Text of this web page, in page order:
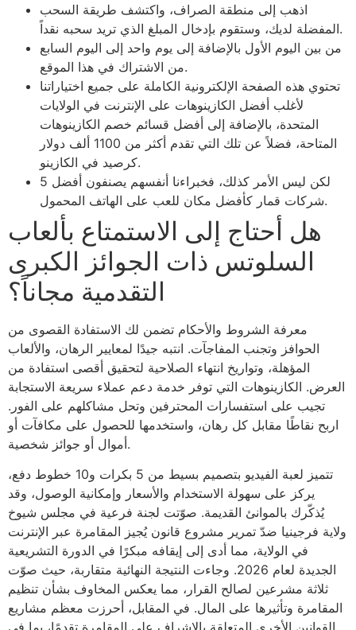
اذهب إلى منطقة الصراف، واكتشف طريقة السحب
المفضلة لديك، وستقوم بإدخال المبلغ الذي تريد سحبه نقداً.
من بين اليوم الأول بالإضافة إلى يوم واحد إلى اليوم السابع
من الاشتراك في هذا الموقع.
تحتوي هذه الصفحة الإلكترونية الكاملة على جميع اختياراتنا
لأغلب أفضل الكازينوهات على الإنترنت في الولايات
المتحدة، بالإضافة إلى أفضل قسائم خصم الكازينوهات
المتاحة، فضلاً عن تلك التي تقدم أكثر من 1100 ألف دولار
كرصيد في الكازينو.
لكن ليس الأمر كذلك، فخبراءنا أنفسهم يصنفون أفضل 5
شركات قمار كأفضل مكان للعب على الهاتف المحمول.
هل أحتاج إلى الاستمتاع بألعاب
السلوتس ذات الجوائز الكبرى
التقدمية مجاناً؟
معرفة الشروط والأحكام تضمن لك الاستفادة القصوى من
الحوافز وتجنب المفاجآت. انتبه جيدًا لمعايير الرهان، والألعاب
المؤهلة، وتواريخ انتهاء الصلاحية لتحقيق أقصى استفادة من
العرض. الكازينوهات التي توفر خدمة دعم عملاء سريعة الاستجابة
تجيب على استفسارات المحترفين وتحل مشاكلهم على الفور.
اربح نقاطًا مقابل كل رهان، واستخدمها للحصول على مكافآت أو
أموال أو جوائز شخصية.
تتميز لعبة الفيديو بتصميم بسيط من 5 بكرات و10 خطوط دفع،
يركز على سهولة الاستخدام والأسعار وإمكانية الوصول، وقد
يُذكّرك بالموانئ القديمة. صوّتت لجنة فرعية في مجلس شيوخ
ولاية فرجينيا ضدّ تمرير مشروع قانون يُجيز المقامرة عبر الإنترنت
في الولاية، مما أدى إلى إيقافه مبكرًا في الدورة التشريعية
الجديدة لعام 2026. وجاءت النتيجة النهائية متقاربة، حيث صوّت
ثلاثة مشرعين لصالح القرار، مما يعكس المخاوف بشأن تنظيم
المقامرة وتأثيرها على المال. في المقابل، أحرزت معظم مشاريع